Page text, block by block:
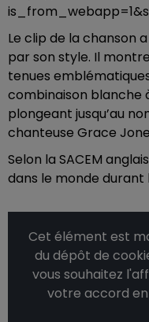
Le clip de la chanson
par son style. Il
tenues
combinaison blanche
plongeant jusqu’au
chanteuse Grace
Selon la SACEM
dans le monde durant
Cet élément est
du dépôt de
vous souhaitez
votre accord